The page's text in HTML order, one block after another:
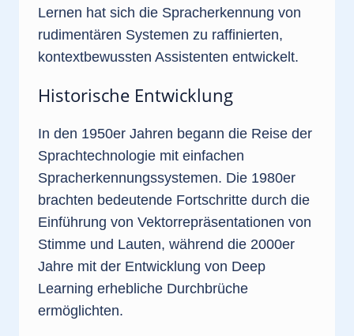
Lernen hat sich die Spracherkennung von
rudimentären Systemen zu raffinierten,
kontextbewussten Assistenten entwickelt.
Historische Entwicklung
In den 1950er Jahren begann die Reise der
Sprachtechnologie mit einfachen
Spracherkennungssystemen. Die 1980er
brachten bedeutende Fortschritte durch die
Einführung von Vektorrepräsentationen von
Stimme und Lauten, während die 2000er
Jahre mit der Entwicklung von Deep
Learning erhebliche Durchbrüche
ermöglichten.